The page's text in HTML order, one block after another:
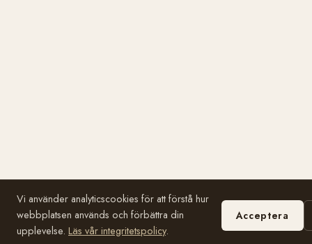
Vi använder analyticscookies för att förstå hur
webbplatsen används och förbättra din
upplevelse. Läs vår integritetspolicy.
Acceptera